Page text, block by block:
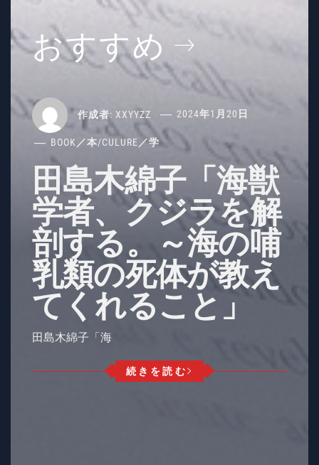
おすすめ
作成者: XXYYZZ 2024年1月20日
BOOK／本/CULURE／学
田島木綿子「海獣
学者、クジラを解
剖する。～海の哺
乳類の死体が教え
てくれること」
田島木綿子「海
続きを読む